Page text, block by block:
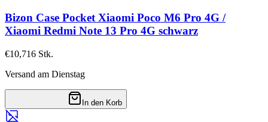
Bizon Case Pocket Xiaomi Poco M6 Pro 4G /
Xiaomi Redmi Note 13 Pro 4G schwarz
€10,716 Stk.
Versand am Dienstag
In den Korb